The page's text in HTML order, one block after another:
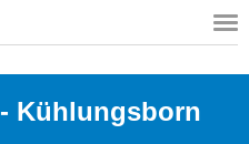
- Kühlungsborn